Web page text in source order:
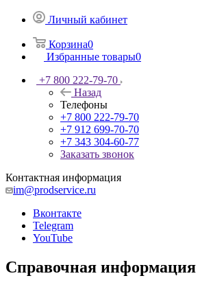
Личный кабинет
Корзина0
Избранные товары0
+7 800 222-79-70
Назад
Телефоны
+7 800 222-79-70
+7 912 699-70-70
+7 343 304-60-77
Заказать звонок
Контактная информация
im@prodservice.ru
Вконтакте
Telegram
YouTube
Справочная информация